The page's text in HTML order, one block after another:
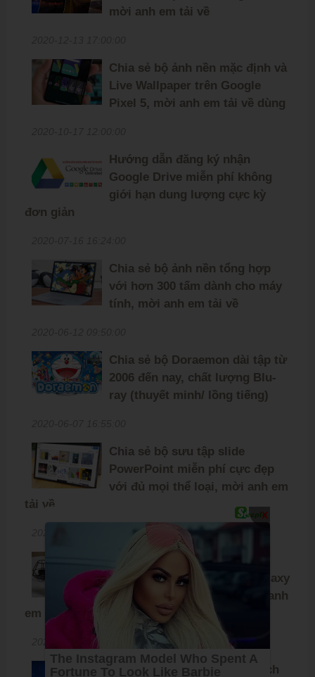
mời anh em tải về
Chia sẻ bộ ảnh nền mặc định và
Live Wallpaper trên Google
Pixel 5, mời anh em tải về dùng
Hướng dẫn đăng ký nhận
Google Drive miễn phí không
giới hạn dung lượng cực kỳ
đơn giản
Chia sẻ bộ ảnh nền tổng hợp
với hơn 300 tấm dành cho máy
tính, mời anh em tải về
Chia sẻ bộ Doraemon dài tập từ
2006 đến nay, chất lượng Blu-
ray (thuyết minh/ lồng tiếng)
Chia sẻ bộ sưu tập slide
PowerPoint miễn phí cực đẹp
với đủ mọi thể loại, mời anh em
tải về
Chia sẻ bộ ảnh nền đặc biệt
dành riêng cho Samsung Galaxy
S20, S20+ và S20 Ultra, mời anh
em tải về
2020-02-26 11:30:00
Chia sẻ bộ ảnh nền được trích
X